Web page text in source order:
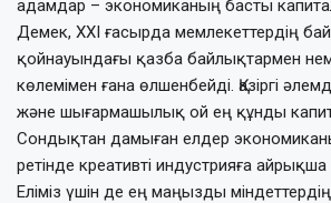
адам­дар – экономиканың басты
Демек, XXI ғасырда мемле­кет­тердің
қойнауындағы қазба байлықтармен
көлемімен ғана өлшенбейді. Қазіргі
және шығармашылық ой ең құнды
Сондықтан д­амы­ған елдер
ретінде креативті индустрияға
Еліміз үшін де ең маңызды